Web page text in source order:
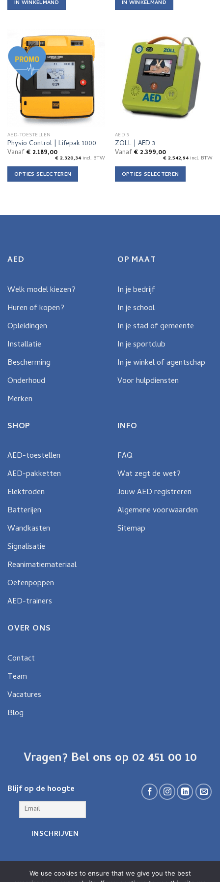
IN WINKELMAND
IN WINKELMAND
AED-TOESTELLEN
Physio Control | Lifepak 1000
Vanaf€2.189,00€2.320,34 incl. BTW
OPTIES SELECTEREN
meerdere
kan
op
productpagina
AED 3
ZOLL | AED 3
Vanaf€2.399,00
€2.542,94 incl. BTW
OPTIES SELECTEREN
meerdere
kan
op
productpagina
AED
Welk model kiezen?
Huren of kopen?
Opleidingen
Installatie
Bescherming
Onderhoud
Merken
OP MAAT
In je bedrijf
In je school
In je stad of gemeente
In je sportclub
In je winkel of agentschap
Voor hulpdiensten
SHOP
AED-toestellen
AED-pakketten
Elektroden
Batterijen
Wandkasten
Signalisatie
Reanimatiemateriaal
Oefenpoppen
AED-trainers
INFO
FAQ
Wat zegt de wet?
Jouw AED registreren
Algemene voorwaarden
Sitemap
OVER ONS
Contact
Team
Vacatures
Blog
Vragen? Bel ons op 02 451 00 10
Blijf op de hoogte
We use cookies to ensure that we give you the best